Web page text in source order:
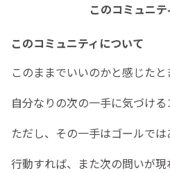
このコミュニ
このコミュニティについて
このままでいいのかと感じたと
自分なりの次の一手に気づける
ただし、その一手はゴールでは
行動すれば、また次の問いが現